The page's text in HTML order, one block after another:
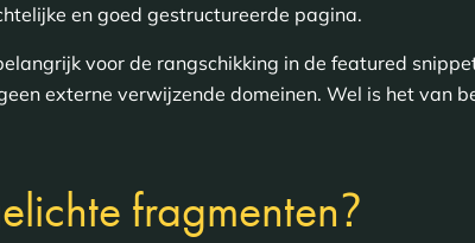
en goed gestructureerde pagina.
voor de rangschikking in de featured
externe verwijzende domeinen. Wel is het van
fragmenten?